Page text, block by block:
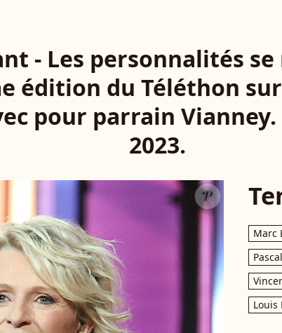
- Les personnalités
édition du Téléthon
pour parrain
2023.
Marc
Louis